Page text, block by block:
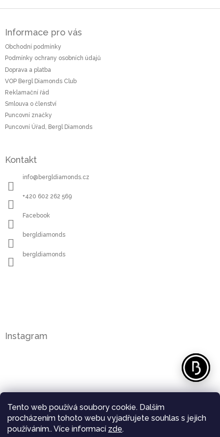
Tento web používá soubory cookie. Dalším
procházením tohoto webu vyjadřujete souhlas s jejich
používáním.. Více informací zde.
Informace pro vás
Obchodní podmínky
Podmínky ochrany osobních údajů
Doprava a platba
VOP Bergl Diamonds Club
Reklamační řád
Smlouva o členství
Puncovní značky
Puncovní Úřad, Bergl Diamonds
Kontakt
info@ bergldiamonds.cz
+420 602 262 569
Facebook
bergldiamonds
bergldiamonds
Instagram